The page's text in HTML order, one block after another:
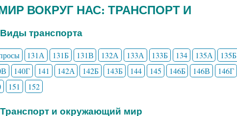
ВОКРУГ НАС: ТРАНСПОРТ И
Виды транспорта
131А 131Б 131В 132А 133А 133Б 134 135А 135Б
140Г 141 142А 142Б 143Б 144 145 146Б 146В 146Г
151 152
Транспорт и окружающий мир